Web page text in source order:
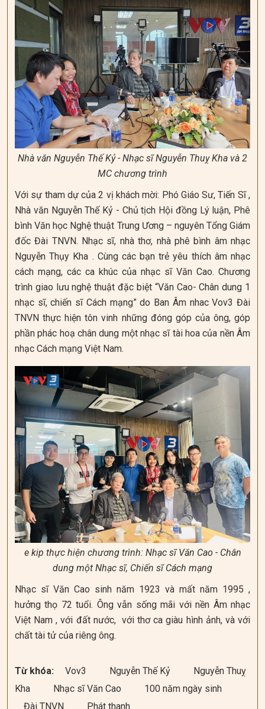
Nhà văn Nguyễn Thế Kỷ - Nhạc sĩ Nguyễn Thuỵ Kha và 2
MC chương trình
Với sự tham dự của 2 vị khách mời: Phó Giáo Sư, Tiến Sĩ ,
Nhà văn Nguyễn Thế Kỷ - Chủ tịch Hội đồng Lý luận, Phê
bình Văn học Nghệ thuật Trung Ương – nguyên Tổng Giám
đốc Đài TNVN. Nhạc sĩ, nhà thơ, nhà phê bình âm nhạc
Nguyễn Thụy Kha . Cùng các bạn trẻ yêu thích âm nhạc
cách mạng, các ca khúc của nhạc sĩ Văn Cao. Chương
trình giao lưu nghệ thuật đặc biệt “Văn Cao- Chân dung 1
nhạc sĩ, chiến sĩ Cách mạng” do Ban Âm nhac Vov3 Đài
TNVN thực hiện tôn vinh những đóng góp của ông, góp
phần phác hoạ chân dung một nhạc sĩ tài hoa của nền Âm
nhạc Cách mạng Việt Nam.
e kip thực hiện chương trình: Nhạc sĩ Văn Cao - Chân
dung một Nhạc sĩ, Chiến sĩ Cách mạng
Nhạc sĩ Văn Cao sinh năm 1923 và mất năm 1995 ,
hưởng thọ 72 tuổi. Ông vẫn sống mãi với nền Âm nhạc
Việt Nam , với đất nước, với thơ ca giàu hình ảnh, và với
chất tài tử của riêng ông.
Từ khóa: Vov3 Nguyễn Thế Kỷ
Nguyễn Thuỵ
Kha
Nhạc sĩ Văn Cao
100 năm ngày sinh
Đài TNVN
Phát thanh